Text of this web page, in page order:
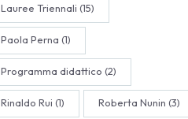
Lauree Triennali (15)
Paola Perna (1)
Programma didattico (2)
Rinaldo Rui (1) Roberta Nunin (3)